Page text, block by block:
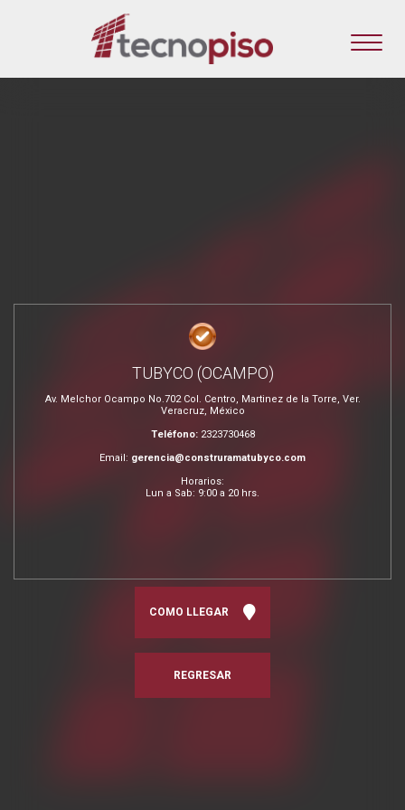
TUBYCO (OCAMPO)
Av. Melchor Ocampo No.702 Col. Centro, Martinez de la Torre, Ver.
Veracruz, México
Teléfono: 2323730468
Email: gerencia@construramatubyco.com
Horarios:
Lun a Sab: 9:00 a 20 hrs.
COMO LLEGAR
REGRESAR